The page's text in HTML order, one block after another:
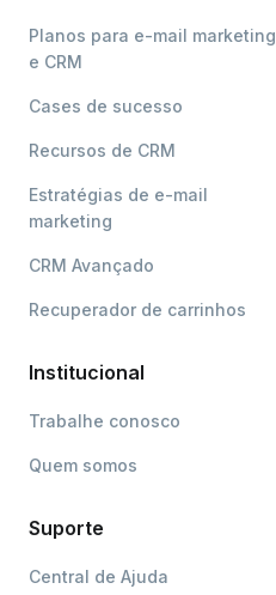
Planos para e-mail marketing
e CRM
Cases de sucesso
Recursos de CRM
Estratégias de e-mail
marketing
CRM Avançado
Recuperador de carrinhos
Institucional
Trabalhe conosco
Quem somos
Suporte
Central de Ajuda